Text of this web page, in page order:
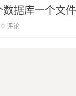
据库一个文件
0 评论